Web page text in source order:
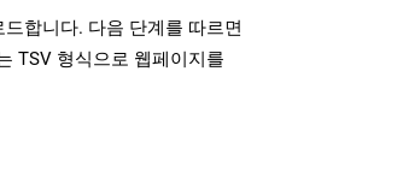
합니다. 다음 단계를 따르면
TSV 형식으로 웹페이지를